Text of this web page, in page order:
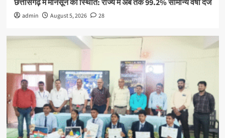
छत्तीसगढ़ में मानसून की स्थिति: राज्य में अब तक 99.2% सामान्य वर्षा दर्ज
admin August 5, 2026 28